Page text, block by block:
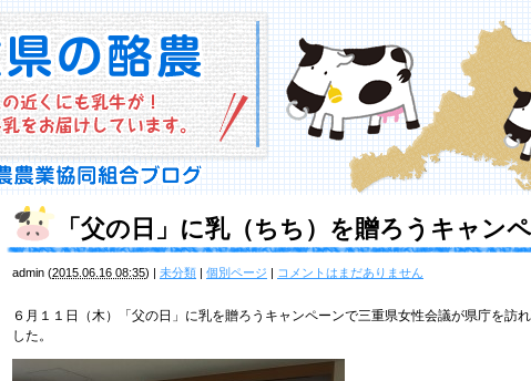
「父の日」に乳（ちち）を贈ろうキャン
admin (2015.06.16 08:35) | 未分類 | 個別ページ | コメントはまだありません
６月１１日（木）「父の日」に乳を贈ろうキャンペーンで三重県女性会議が県庁を訪
した。